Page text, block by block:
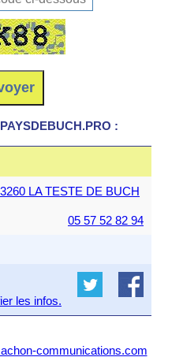
:
LA TESTE DE BUCH
05 57 52 82 94
les infos.
communications.com